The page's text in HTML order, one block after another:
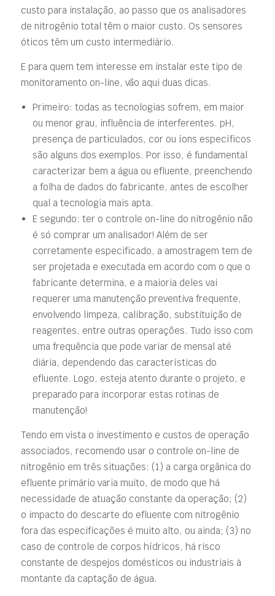
custo para instalação, ao passo que os analisadores
de nitrogênio total têm o maior custo. Os sensores
óticos têm um custo intermediário.
E para quem tem interesse em instalar este tipo de
monitoramento on-line, vão aqui duas dicas.
Primeiro: todas as tecnologias sofrem, em maior
ou menor grau, influência de interferentes. pH,
presença de particulados, cor ou íons específicos
são alguns dos exemplos. Por isso, é fundamental
caracterizar bem a água ou efluente, preenchendo
a folha de dados do fabricante, antes de escolher
qual a tecnologia mais apta.
E segundo: ter o controle on-line do nitrogênio não
é só comprar um analisador! Além de ser
corretamente especificado, a amostragem tem de
ser projetada e executada em acordo com o que o
fabricante determina, e a maioria deles vai
requerer uma manutenção preventiva frequente,
envolvendo limpeza, calibração, substituição de
reagentes, entre outras operações. Tudo isso com
uma frequência que pode variar de mensal até
diária, dependendo das características do
efluente. Logo, esteja atento durante o projeto, e
preparado para incorporar estas rotinas de
manutenção!
Tendo em vista o investimento e custos de operação
associados, recomendo usar o controle on-line de
nitrogênio em três situações: (1) a carga orgânica do
efluente primário varia muito, de modo que há
necessidade de atuação constante da operação; (2)
o impacto do descarte do efluente com nitrogênio
fora das especificações é muito alto, ou ainda; (3) no
caso de controle de corpos hídricos, há risco
constante de despejos domésticos ou industriais à
montante da captação de água.